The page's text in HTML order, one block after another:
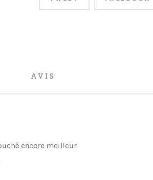
AVIS
encore meilleur